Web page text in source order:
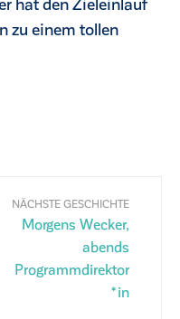
zu einem tollen
NÄCHSTE GESCHICHTE
Morgens Wecker,
abends
Programmdirektor
*in